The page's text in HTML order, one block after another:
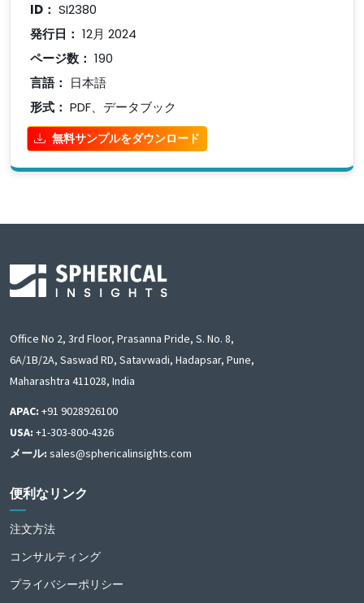
ID： SI2380
発行日： 12月 2024
ページ数： 190
言語： 日本語
形式： PDF、データブック
無料サンプルをダウンロード
Office No 2, 3rd Floor, Prasanna Pride, S. No. 8,
6A/1B/2A, Saswad RD, Satavwadi, Hadapsar, Pune,
Maharashtra 411028, India
APAC: +91 9028926100
USA: +1-303-800-4326
メール: sales@sphericalinsights.com
便利なリンク
注文方法
コンサルティング
プライバシーポリシー